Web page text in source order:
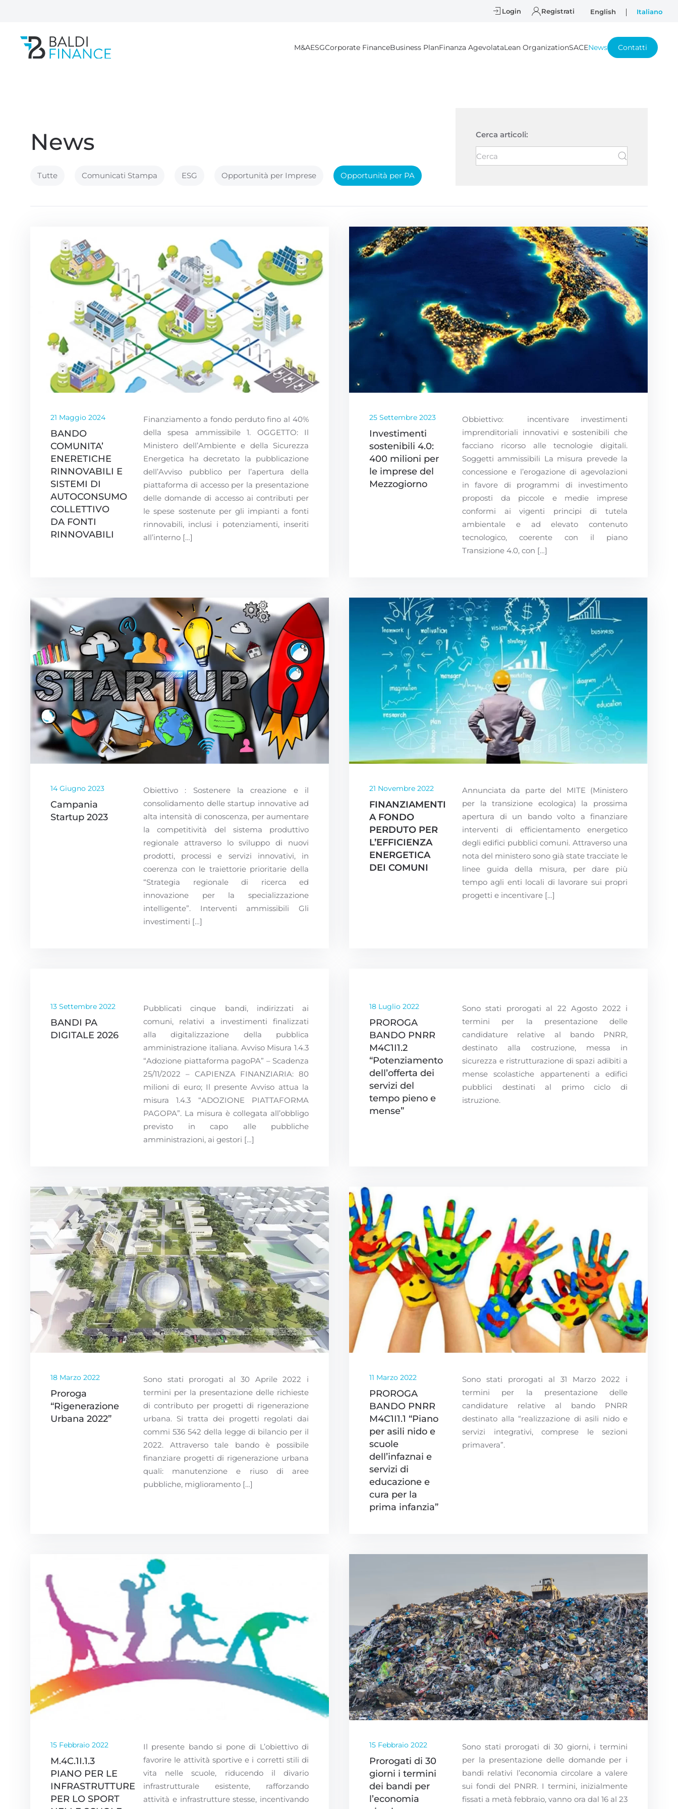
Login Registrati English Italiano
M&AESGCorporate FinanceBusiness PlanFinanza AgevolataLean OrganizationSACENews Contatti
News
Tutte Comunicati Stampa ESG Opportunità per Imprese Opportunità per PA
Cerca articoli:
21 Maggio 2024
BANDO
COMUNITA’
ENERETICHE
RINNOVABILI E
SISTEMI DI
AUTOCONSUMO
COLLETTIVO
DA FONTI
RINNOVABILI
Finanziamento a fondo perduto fino al 40%
della spesa ammissibile 1. OGGETTO: Il
Ministero dell’Ambiente e della Sicurezza
Energetica ha decretato la pubblicazione
dell’Avviso pubblico per l’apertura della
piattaforma di accesso per la presentazione
delle domande di accesso ai contributi per
le spese sostenute per gli impianti a fonti
rinnovabili, inclusi i potenziamenti, inseriti
all’interno […]
25 Settembre 2023
Investimenti
sostenibili 4.0:
400 milioni per
le imprese del
Mezzogiorno
Obbiettivo: incentivare investimenti
imprenditoriali innovativi e sostenibili che
facciano ricorso alle tecnologie digitali.
Soggetti ammissibili La misura prevede la
concessione e l’erogazione di agevolazioni
in favore di programmi di investimento
proposti da piccole e medie imprese
conformi ai vigenti principi di tutela
ambientale e ad elevato contenuto
tecnologico, coerente con il piano
Transizione 4.0, con […]
14 Giugno 2023
Campania
Startup 2023
Obiettivo : Sostenere la creazione e il
consolidamento delle startup innovative ad
alta intensità di conoscenza, per aumentare
la competitività del sistema produttivo
regionale attraverso lo sviluppo di nuovi
prodotti, processi e servizi innovativi, in
coerenza con le traiettorie prioritarie della
“Strategia regionale di ricerca ed
innovazione per la specializzazione
intelligente”. Interventi ammissibili Gli
investimenti […]
21 Novembre 2022
FINANZIAMENTI
A FONDO
PERDUTO PER
L’EFFICIENZA
ENERGETICA
DEI COMUNI
Annunciata da parte del MITE (Ministero
per la transizione ecologica) la prossima
apertura di un bando volto a finanziare
interventi di efficientamento energetico
degli edifici pubblici comuni. Attraverso una
nota del ministero sono già state tracciate le
linee guida della misura, per dare più
tempo agli enti locali di lavorare sui propri
progetti e incentivare […]
13 Settembre 2022
BANDI PA
DIGITALE 2026
Pubblicati cinque bandi, indirizzati ai
comuni, relativi a investimenti finalizzati
alla digitalizzazione della pubblica
amministrazione italiana. Avviso Misura 1.4.3
“Adozione piattaforma pagoPA” – Scadenza
25/11/2022 – CAPIENZA FINANZIARIA: 80
milioni di euro; Il presente Avviso attua la
misura 1.4.3 “ADOZIONE PIATTAFORMA
PAGOPA”. La misura è collegata all’obbligo
previsto in capo alle pubbliche
amministrazioni, ai gestori […]
18 Luglio 2022
PROROGA
BANDO PNRR
M4C1I1.2
“Potenziamento
dell’offerta dei
servizi del
tempo pieno e
mense”
Sono stati prorogati al 22 Agosto 2022 i
termini per la presentazione delle
candidature relative al bando PNRR,
destinato alla costruzione, messa in
sicurezza e ristrutturazione di spazi adibiti a
mense scolastiche appartenenti a edifici
pubblici destinati al primo ciclo di
istruzione.
18 Marzo 2022
Proroga
“Rigenerazione
Urbana 2022”
Sono stati prorogati al 30 Aprile 2022 i
termini per la presentazione delle richieste
di contributo per progetti di rigenerazione
urbana. Si tratta dei progetti regolati dai
commi 536 542 della legge di bilancio per il
2022. Attraverso tale bando è possibile
finanziare progetti di rigenerazione urbana
quali: manutenzione e riuso di aree
pubbliche, miglioramento […]
11 Marzo 2022
PROROGA
BANDO PNRR
M4C1I1.1 “Piano
per asili nido e
scuole
dell’infaznai e
servizi di
educazione e
cura per la
prima infanzia”
Sono stati prorogati al 31 Marzo 2022 i
termini per la presentazione delle
candidature relative al bando PNRR
destinato alla “realizzazione di asili nido e
servizi integrativi, comprese le sezioni
primavera”.
15 Febbraio 2022
M.4C.1I.1.3
PIANO PER LE
INFRASTRUTTURE
PER LO SPORT
Il presente bando si pone di L’obiettivo di
favorire le attività sportive e i corretti stili di
vita nelle scuole, riducendo il divario
infrastrutturale esistente, rafforzando
attività e infrastrutture stesse, incentivando
15 Febbraio 2022
Prorogati di 30
giorni i termini
dei bandi per
l’economia
Sono stati prorogati di 30 giorni, i termini
per la presentazione delle domande per i
bandi relativi l’economia circolare a valere
sui fondi del PNRR. I termini, inizialmente
fissati a metà febbraio, vanno ora dal 16 al 23